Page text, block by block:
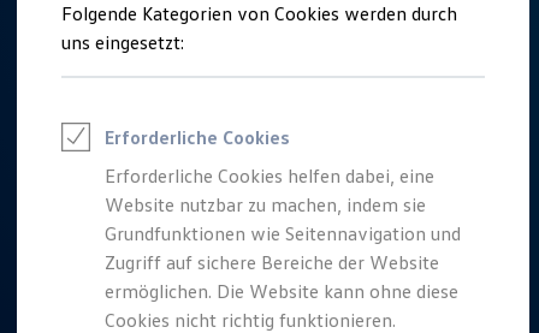
Jobs in Produktion und Logistik
Talentpool für Fach- und Führungsexpertinnen
Arbeiten bei VW
Was uns ausmacht
Wir bei Volkswagen
Onboarding und Einarbeitung
Unternehmensbereiche
Standorte
Verhaltensgrundsätze
Karriere Magazin
Talentpool
Deine Bewerbung
Onlinebewerbung: So geht's
Folgende Kategorien von Cookies werden durch
uns eingesetzt:
Erforderliche Cookies
Erforderliche Cookies helfen dabei, eine
Website nutzbar zu machen, indem sie
Grundfunktionen wie Seitennavigation und
Zugriff auf sichere Bereiche der Website
ermöglichen. Die Website kann ohne diese
Cookies nicht richtig funktionieren.